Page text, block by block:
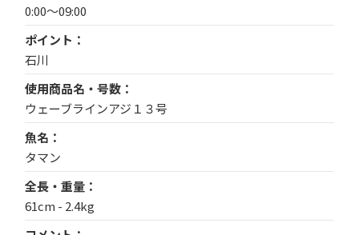
0:00〜09:00
ポイント
石川
使用商品名・号数
ウェーブラインアジ１３号
魚名
タマン
全長・重量
61cm - 2.4kg